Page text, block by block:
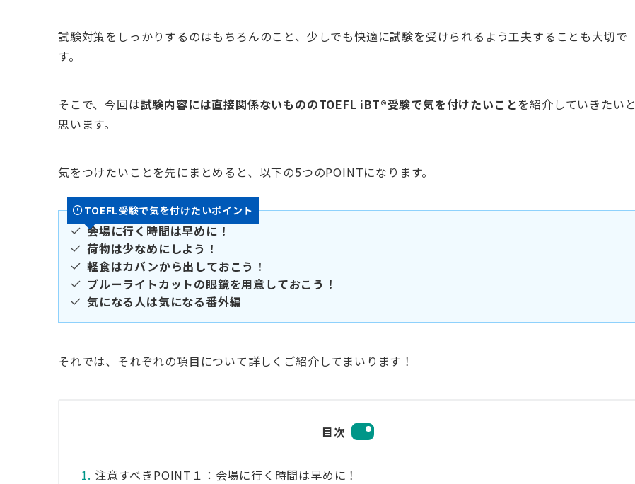
試験対策をしっかりするのはもちろんのこと、少しでも快適に試験を受けられるよう工夫することも大切で
す。
そこで、今回は試験内容には直接関係ないもののTOEFL iBT®受験で気を付けたいことを紹介していきたいと
思います。
気をつけたいことを先にまとめると、以下の5つのPOINTになります。
TOEFL受験で気を付けたいポイント
会場に行く時間は早めに！
荷物は少なめにしよう！
軽食はカバンから出しておこう！
ブルーライトカットの眼鏡を用意しておこう！
気になる人は気になる番外編
それでは、それぞれの項目について詳しくご紹介してまいります！
目次
注意すべきPOINT１：会場に行く時間は早めに！